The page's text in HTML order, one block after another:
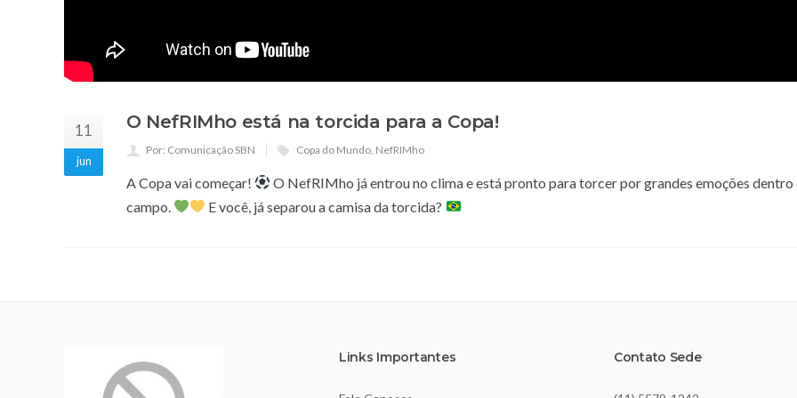
11
jun
O NefRIMho está na torcida para a Copa!
Por: Comunicação SBN Copa do Mundo NefRIMho
A Copa vai começar!
O NefRIMho já entrou no clima e está pronto para torcer por grandes emoções dentro
campo.
E você, já separou a camisa da torcida?
Links Importantes Contato Sede